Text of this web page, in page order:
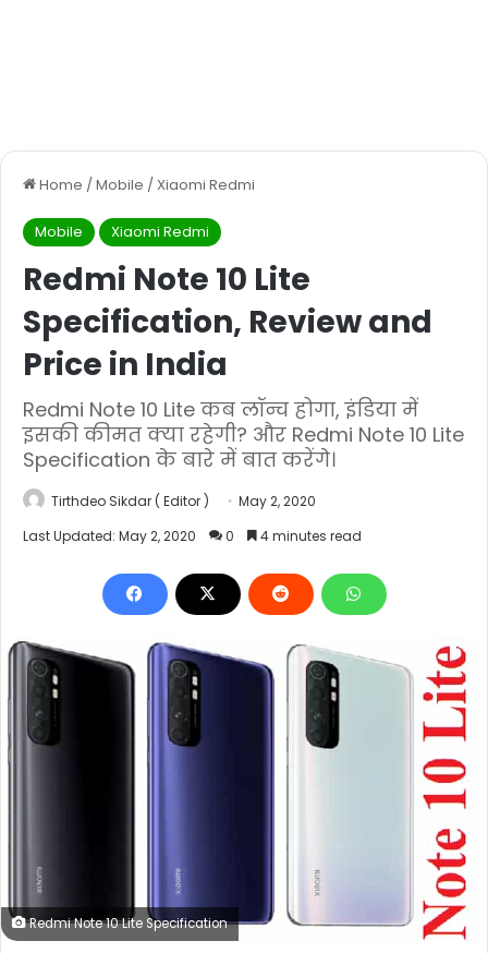
Home / Mobile / Xiaomi Redmi
Mobile Xiaomi Redmi
Redmi Note 10 Lite
Specification, Review and
Price in India
Redmi Note 10 Lite कब लॉन्च होगा, इंडिया में
इसकी कीमत क्या रहेगी? और Redmi Note 10 Lite
Specification के बारे में बात करेंगे।
Tirthdeo Sikdar ( Editor )
May 2, 2020
Last Updated: May 2, 2020
0 4 minutes read
Redmi Note 10 Lite Specification